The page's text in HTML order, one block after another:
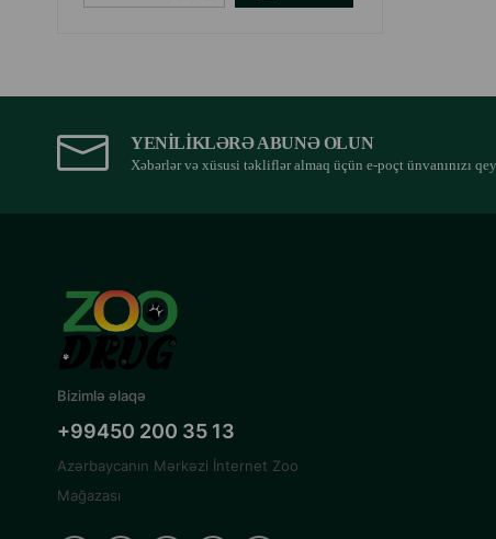
YENILIKLƏRƏ ABUNƏ OLUN
Xəbərlər və xüsusi təkliflər almaq üçün e-poçt ünvanınızı
Bizimlə əlaqə
+99450 200 35 13
Azərbaycanın Mərkəzi İnternet Zoo
Mağazası